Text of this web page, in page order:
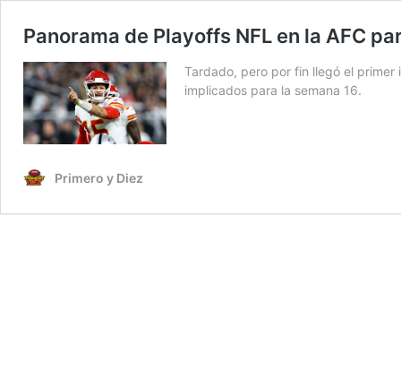
Panorama de Playoffs NFL en la AFC
Tardado, pero por fin llegó el primer
implicados para la semana 16.
Primero y Diez